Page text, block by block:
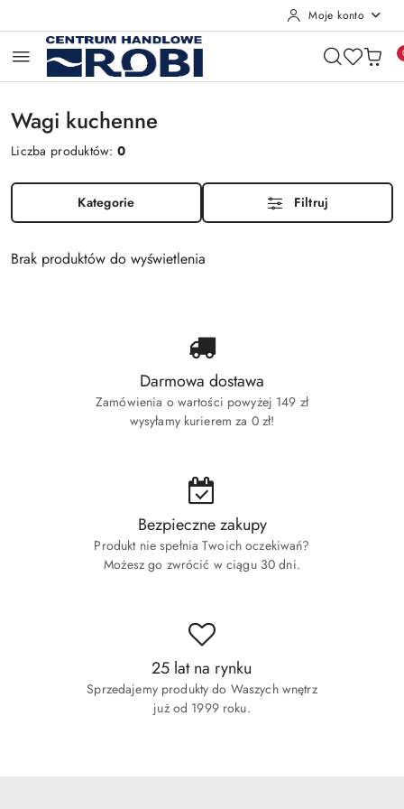
Moje konto
Wagi kuchenne
Liczba produktów:0
Kategorie Filtruj
Brak produktów do wyświetlenia
Darmowa dostawa
Zamówienia o wartości powyżej 149 zł
wysyłamy kurierem za 0 zł!
Bezpieczne zakupy
Produkt nie spełnia Twoich oczekiwań?
Możesz go zwrócić w ciągu 30 dni.
25 lat na rynku
Sprzedajemy produkty do Waszych wnętrz
już od 1999 roku.